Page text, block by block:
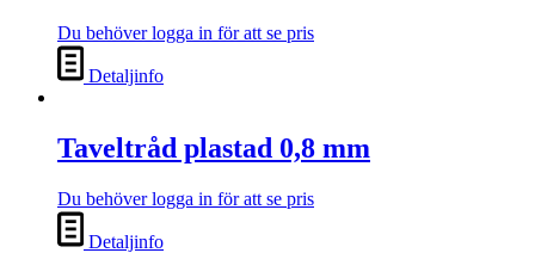
Du behöver logga in för att se pris
Detaljinfo
Taveltråd plastad 0,8 mm
Du behöver logga in för att se pris
Detaljinfo